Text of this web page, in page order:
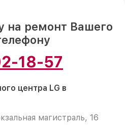
на ремонт Вашего
18-57
центра LG в
магистраль, 16